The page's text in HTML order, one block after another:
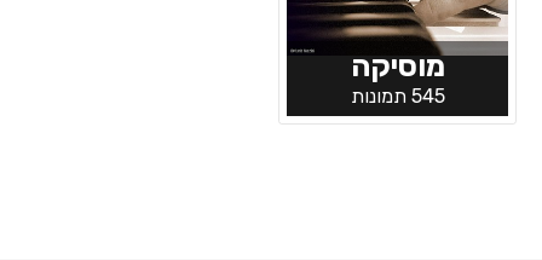
מוסיקה
545 תמונות